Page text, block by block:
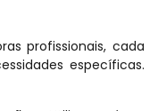
profissionais, cada
específicas.